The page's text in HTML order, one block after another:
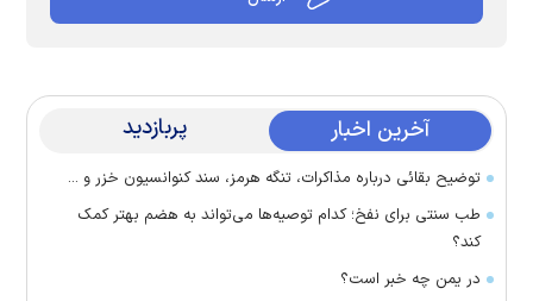
آخرین اخبار پربازدید
توضیح بقائی درباره مذاکرات، تنگه هرمز، سند کنوانسیون خزر و ...
طب سنتی برای نفخ؛ کدام توصیه‌ها می‌تواند به هضم بهتر کمک
کند؟
در یمن چه خبر است؟